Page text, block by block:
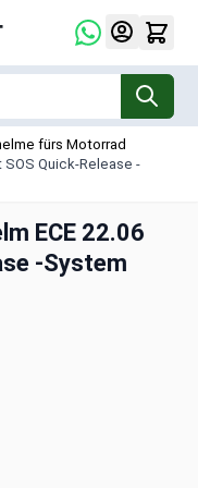
fürs Motorrad
SOS Quick-Release -
ECE 22.06
-System